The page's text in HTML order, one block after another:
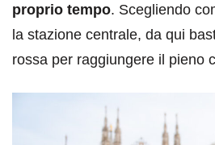
proprio tempo. Scegliendo
la stazione centrale, da qui
rossa per raggiungere il pieno